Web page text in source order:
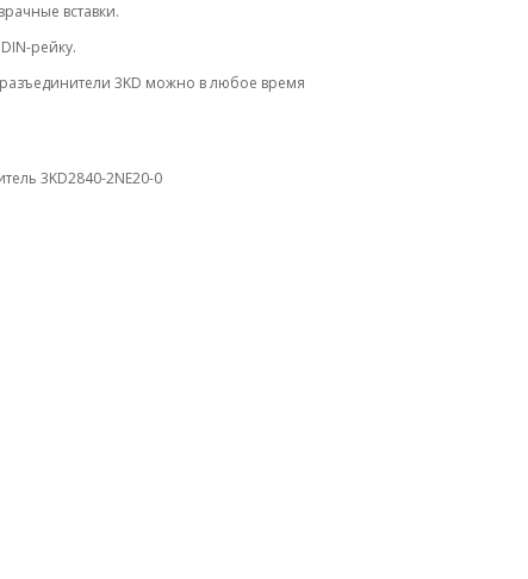
вставки.
рейку.
3KD можно в любое время
3KD2840-2NE20-0